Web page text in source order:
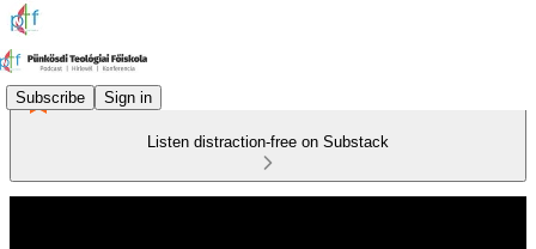
Subscribe Sign in
Listen distraction-free on Substack